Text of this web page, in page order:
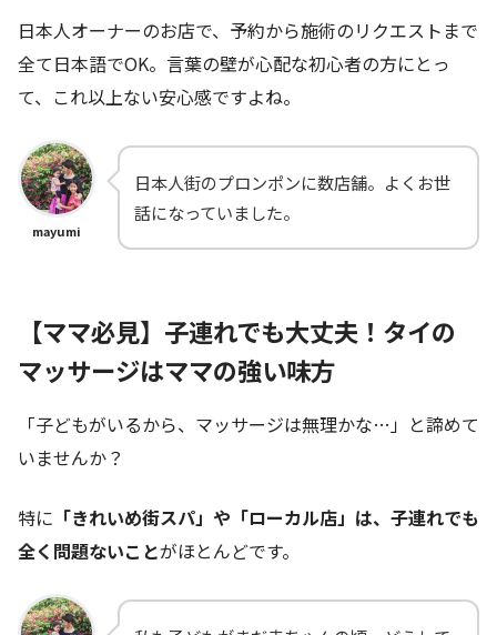
日本人オーナーのお店で、予約から施術のリクエストまで
全て日本語でOK。言葉の壁が心配な初心者の方にとっ
て、これ以上ない安心感ですよね。
mayumi
日本人街のプロンポンに数店舗。よくお世
話になっていました。
【ママ必見】子連れでも大丈夫！タイの
マッサージはママの強い味方
「子どもがいるから、マッサージは無理かな…」と諦めて
いませんか？
特に 「きれいめ街スパ」や「ローカル店」は、子連れでも
全く問題ないことがほとんどです。